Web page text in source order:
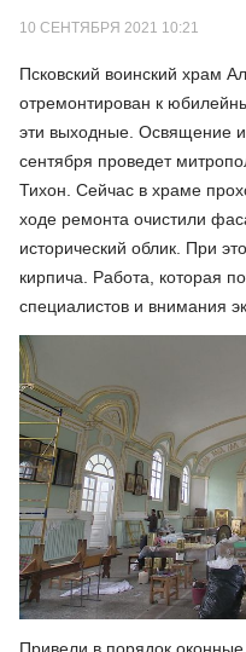
10 СЕНТЯБРЯ 2021 10:21
Псковский воинский храм
отремонтирован к
эти выходные. Освящение
сентября проведет
Тихон. Сейчас в храме
ходе ремонта очистили
исторический облик. При
кирпича. Работа, которая
специалистов и внимания
Привели в порядок